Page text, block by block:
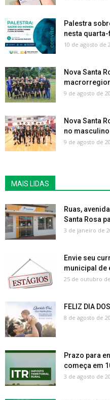
Palestra
nesta
10 de agosto de
Nova Santa
9 de agosto de
Nova Santa
no
9 de agosto de
MAIS LIDAS
Ruas,
Santa Rosa
3 de janeiro de
Envie seu
municipal de
25 de outubro
FELIZ DIA
8 de agosto de
Prazo para
começa em
3 de agosto de